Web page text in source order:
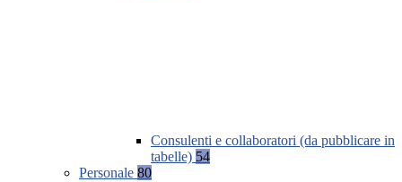
Consulenti e collaboratori (da pubblicare in
tabelle) 54
Personale 80